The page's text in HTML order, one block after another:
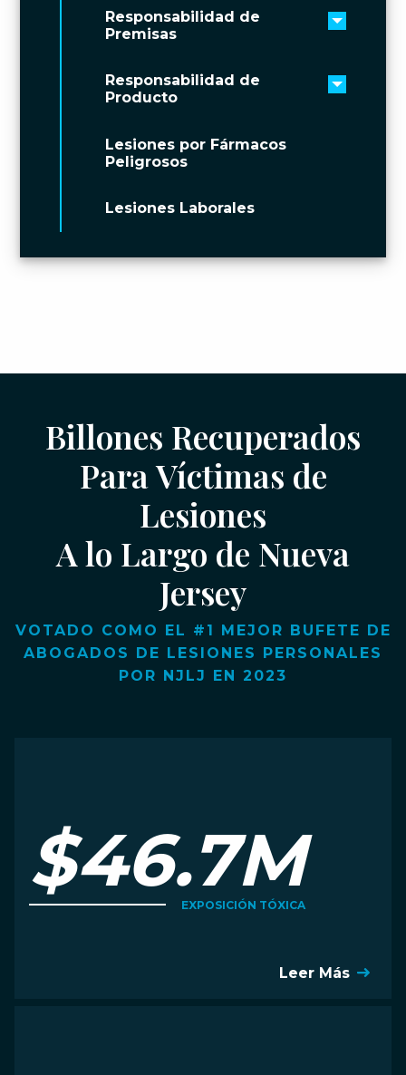
Responsabilidad de
Premisas
Toggle
Responsabilidad de
Producto
Toggle
Lesiones por Fármacos
Peligrosos
Lesiones Laborales
Billones Recuperados
Para Víctimas de
Lesiones
A lo Largo de Nueva
Jersey
VOTADO COMO EL #1 MEJOR BUFETE DE
ABOGADOS DE LESIONES PERSONALES
POR NJLJ EN 2023
$46.7M
EXPOSICIÓN TÓXICA
Leer Más